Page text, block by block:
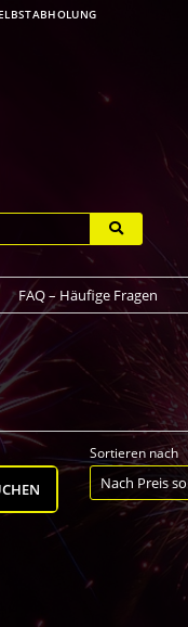
FAQ – Häufige Fragen
Sortieren nach